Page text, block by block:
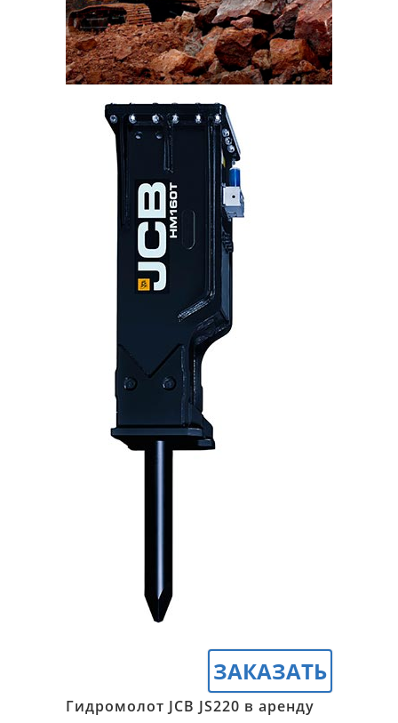
ЗАКАЗАТЬ
Гидромолот JCB JS220 в аренду